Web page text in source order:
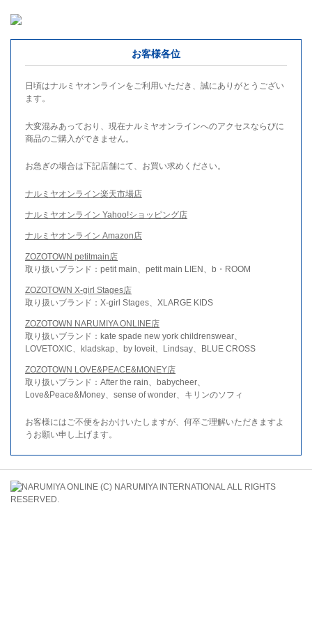
お客様各位
日頃はナルミヤオンラインをご利用いただき、誠にありがとうござい
ます。
大変混みあっており、現在ナルミヤオンラインへのアクセスならびに
商品のご購入ができません。
お急ぎの場合は下記店舗にて、お買い求めください。
ナルミヤオンライン楽天市場店
ナルミヤオンライン Yahoo!ショッピング店
ナルミヤオンライン Amazon店
ZOZOTOWN petitmain店
取り扱いブランド：petit main、petit main LIEN、b・ROOM
ZOZOTOWN X-girl Stages店
取り扱いブランド：X-girl Stages、XLARGE KIDS
ZOZOTOWN NARUMIYA ONLINE店
取り扱いブランド：kate spade new york childrenswear、
LOVETOXIC、kladskap、by loveit、Lindsay、BLUE CROSS
ZOZOTOWN LOVE&PEACE&MONEY店
取り扱いブランド：After the rain、babycheer、
Love&Peace&Money、sense of wonder、キリンのソフィ
お客様にはご不便をおかけいたしますが、何卒ご理解いただきますよ
うお願い申し上げます。